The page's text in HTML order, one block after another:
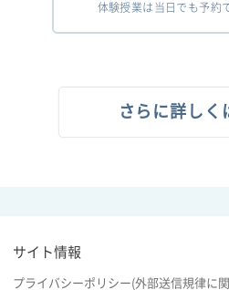
体験授業は当日でも予約
さらに詳しく
サイト情報
プライバシーポリシー(外部送信規律に